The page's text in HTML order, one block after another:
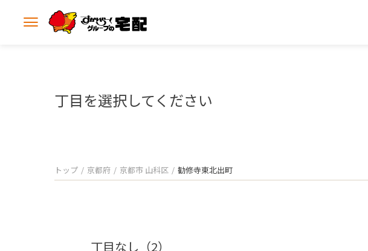
メ
丁目を選択してください
トップ 京都府 京都市 山科区 勧修寺東北出町
丁目なし（2）